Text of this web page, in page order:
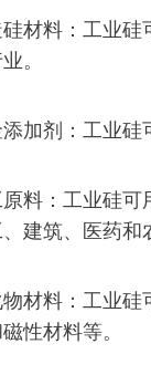
材料：工业硅
。
加剂：工业硅
料：工业硅可
建筑、医药和
材料：工业硅
性材料等。